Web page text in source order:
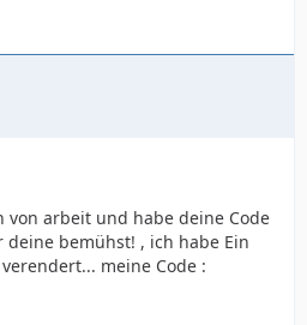
arbeit und habe deine Code
bemühst! , ich habe Ein
meine Code :